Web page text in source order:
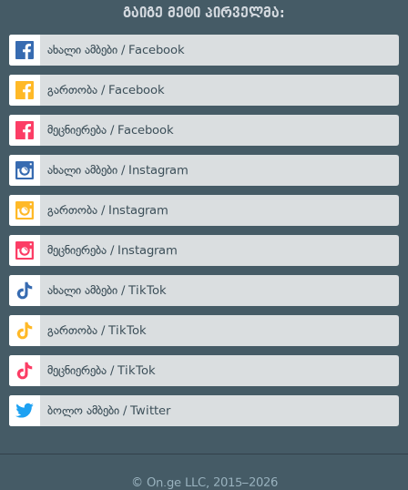
გაიგე მეტი პირველმა:
ახალი ამბები / Facebook
გართობა / Facebook
მეცნიერება / Facebook
ახალი ამბები / Instagram
გართობა / Instagram
მეცნიერება / Instagram
ახალი ამბები / TikTok
გართობა / TikTok
მეცნიერება / TikTok
ბოლო ამბები / Twitter
© On.ge LLC, 2015–2026